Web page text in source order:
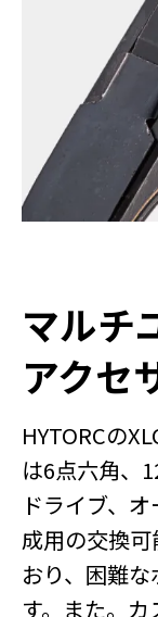
マルチ
アクセ
HYTORCの
は6点六角、
ドライブ、
成用の交換
おり、困難
す。また。カ